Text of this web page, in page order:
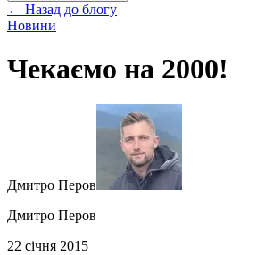
← Назад до блогу
Новини
Чекаємо на 2000!
Дмитро Перов
Дмитро Перов
22 січня 2015